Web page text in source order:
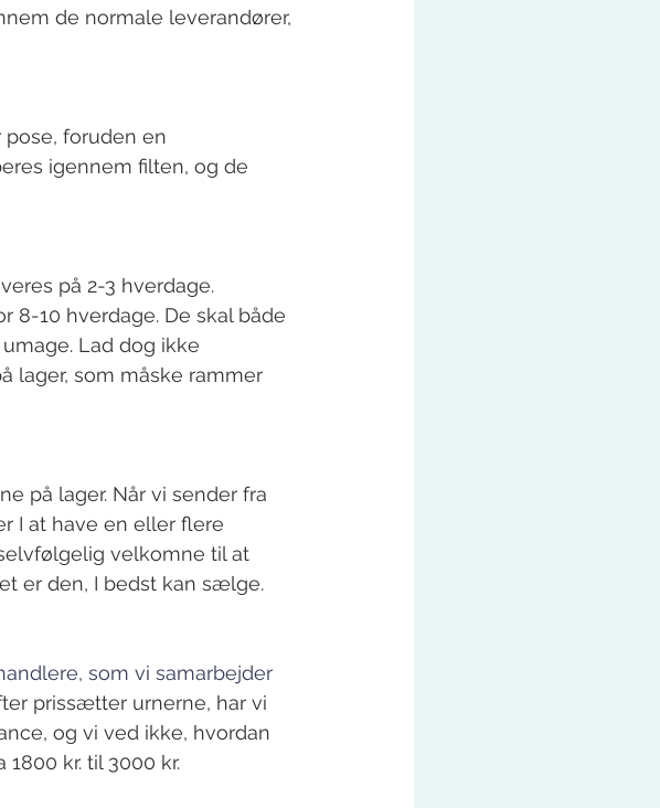
de normale leverandører,
foruden en
igennem filten, og de
på 2-3 hverdage.
8-10 hverdage. De skal både
Lad dog ikke
lager, som måske rammer
på lager. Når vi sender fra
I at have en eller flere
velkomne til at
er den, I bedst kan sælge.
som vi samarbejder
prissætter urnerne, har vi
og vi ved ikke, hvordan
kr. til 3000 kr.